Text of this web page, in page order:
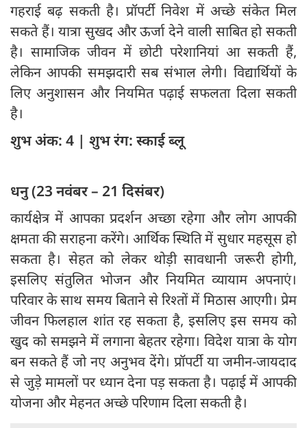
गहराई बढ़ सकती है। प्रॉपर्टी निवेश में अच्छे संकेत मिल
सकते हैं। यात्रा सुखद और ऊर्जा देने वाली साबित हो सकती
है। सामाजिक जीवन में छोटी परेशानियां आ सकती हैं,
लेकिन आपकी समझदारी सब संभाल लेगी। विद्यार्थियों के
लिए अनुशासन और नियमित पढ़ाई सफलता दिला सकती
है।
शुभ अंक: 4 | शुभ रंग: स्काई ब्लू
धनु (23 नवंबर – 21 दिसंबर)
कार्यक्षेत्र में आपका प्रदर्शन अच्छा रहेगा और लोग आपकी
क्षमता की सराहना करेंगे। आर्थिक स्थिति में सुधार महसूस हो
सकता है। सेहत को लेकर थोड़ी सावधानी जरूरी होगी,
इसलिए संतुलित भोजन और नियमित व्यायाम अपनाएं।
परिवार के साथ समय बिताने से रिश्तों में मिठास आएगी। प्रेम
जीवन फिलहाल शांत रह सकता है, इसलिए इस समय को
खुद को समझने में लगाना बेहतर रहेगा। विदेश यात्रा के योग
बन सकते हैं जो नए अनुभव देंगे। प्रॉपर्टी या जमीन-जायदाद
से जुड़े मामलों पर ध्यान देना पड़ सकता है। पढ़ाई में आपकी
योजना और मेहनत अच्छे परिणाम दिला सकती है।